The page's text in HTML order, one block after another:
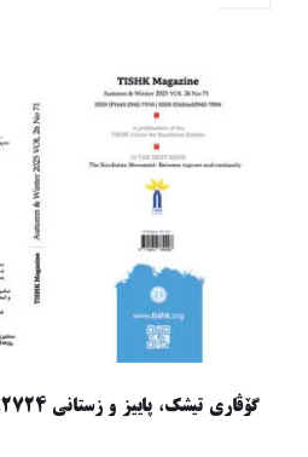
گۆڤاری تیشک، پاییز و زستانی ٢٧٢٤، ساڵی ٢٦، ژماره ٧١